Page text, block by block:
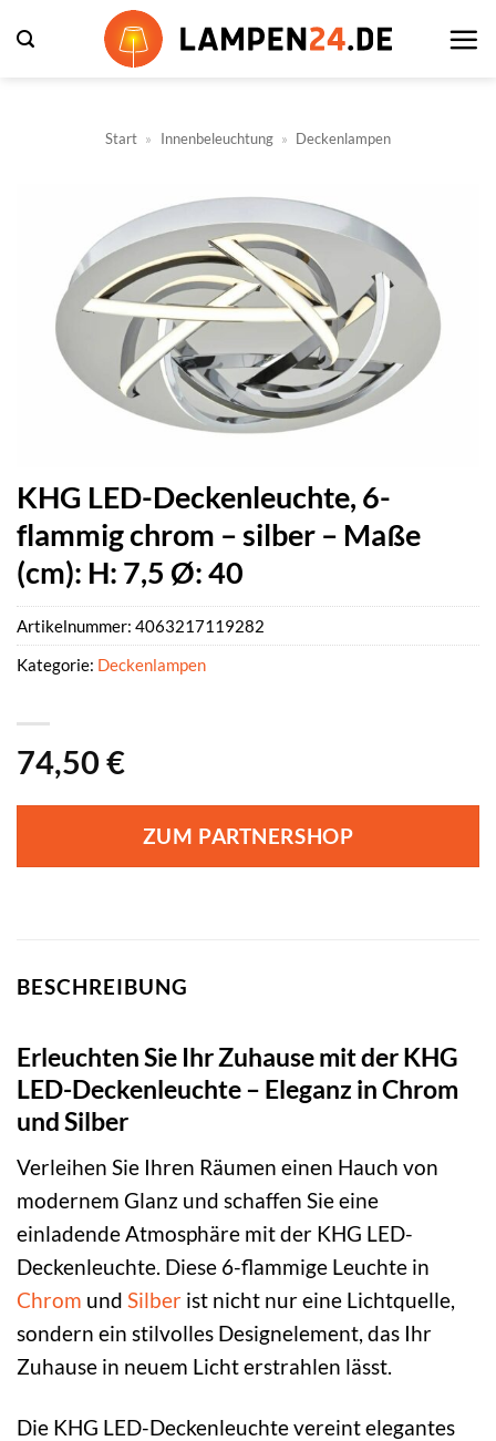
Inhalt
Start » Innenbeleuchtung » Deckenlampen
KHG LED-Deckenleuchte, 6-
flammig chrom – silber – Maße
(cm): H: 7,5 Ø: 40
74,50 €
ZUM PARTNERSHOP
Artikelnummer: 4063217119282
Kategorie: Deckenlampen
BESCHREIBUNG
Erleuchten Sie Ihr Zuhause mit der KHG
LED-Deckenleuchte – Eleganz in Chrom
und Silber
Verleihen Sie Ihren Räumen einen Hauch von
modernem Glanz und schaffen Sie eine
einladende Atmosphäre mit der KHG LED-
Deckenleuchte. Diese 6-flammige Leuchte in
Chrom und Silber ist nicht nur eine Lichtquelle,
sondern ein stilvolles Designelement, das Ihr
Zuhause in neuem Licht erstrahlen lässt.
Die KHG LED-Deckenleuchte vereint elegantes